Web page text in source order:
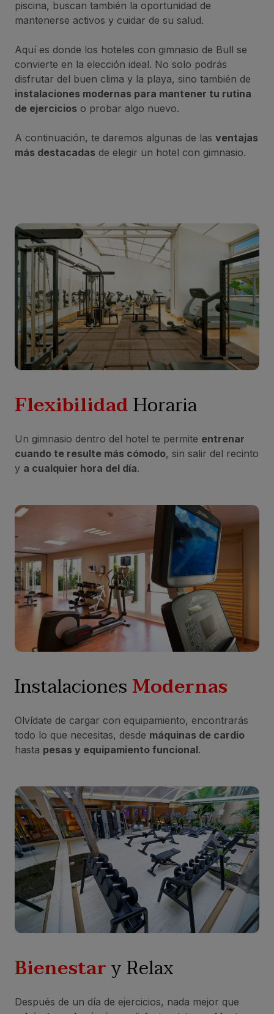
piscina, buscan también la oportunidad de
mantenerse activos y cuidar de su salud.
Aquí es donde los hoteles con gimnasio de Bull se
convierte en la elección ideal. No solo podrás
disfrutar del buen clima y la playa, sino también de
instalaciones modernas para mantener tu rutina
de ejercicios o probar algo nuevo.
A continuación, te daremos algunas de las ventajas
más destacadas de elegir un hotel con gimnasio.
FlexibilidadHoraria
Un gimnasio dentro del hotel te permite entrenar
cuando te resulte más cómodo, sin salir del recinto
y a cualquier hora del día.
InstalacionesModernas
Olvídate de cargar con equipamiento, encontrarás
todo lo que necesitas, desde máquinas de cardio
hasta pesas y equipamiento funcional.
Bienestary Relax
Después de un día de ejercicios, nada mejor que